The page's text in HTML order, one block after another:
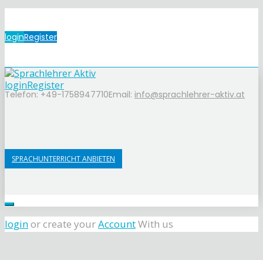
loginRegister
Telefon: +49-1758947710Email: info@sprachlehrer-aktiv.at
loginRegister
SPRACHUNTERRICHT ANBIETEN
loginor create yourAccountWith us